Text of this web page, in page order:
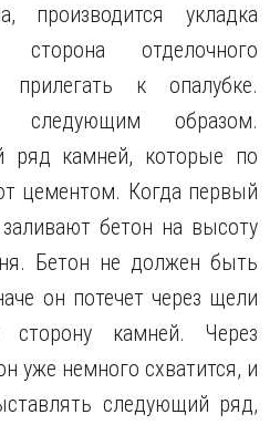
производится укладка
отделочного
прилегать к опалубке.
следующим образом.
ряд камней, которые по
цементом. Когда первый
бетон на высоту
Бетон не должен быть
он потечет через щели
камней. Через
уже немного схватится, и
следующий ряд,